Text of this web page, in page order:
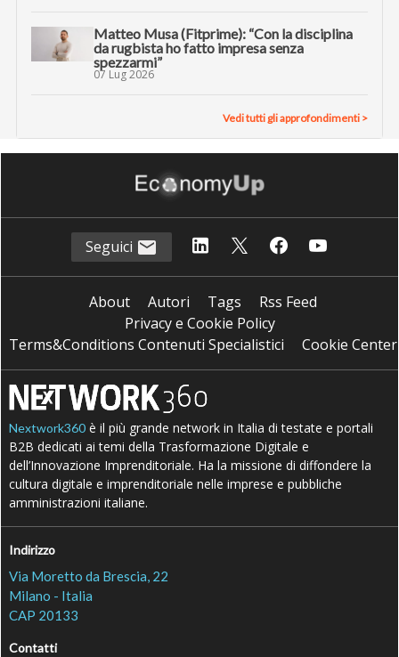
Matteo Musa (Fitprime): “Con la disciplina
da rugbista ho fatto impresa senza
spezzarmi”
07 Lug 2026
Vedi tutti gli approfondimenti >
Seguici
About Autori Tags
Rss Feed
Privacy e Cookie Policy
Terms&Conditions Contenuti Specialistici
Cookie Center
Nextwork360 è il più grande network in Italia di testate e portali
B2B dedicati ai temi della Trasformazione Digitale e
dell’Innovazione Imprenditoriale. Ha la missione di diffondere la
cultura digitale e imprenditoriale nelle imprese e pubbliche
amministrazioni italiane.
Indirizzo
Via Moretto da Brescia, 22
Milano - Italia
CAP 20133
Contatti